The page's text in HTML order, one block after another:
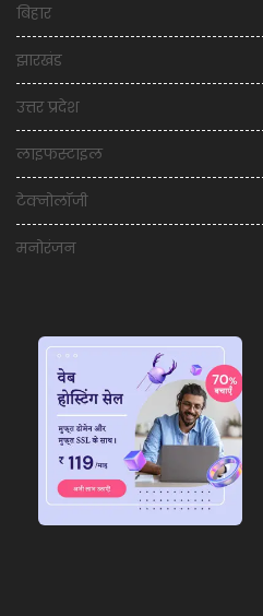
बिहार
झारखंड
उत्तर प्रदेश
लाइफस्टाइल
टेक्नोलॉजी
मनोरंजन